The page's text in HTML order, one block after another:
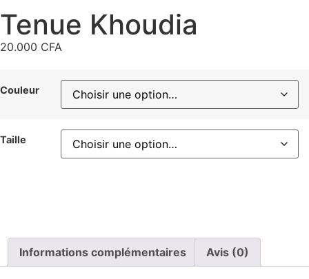
Tenue Khoudia
20.000 CFA
Couleur
Taille
Informations complémentaires Avis (0)